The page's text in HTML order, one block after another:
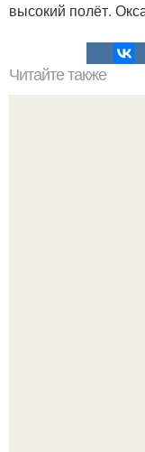
высокий полёт.
Читайте также